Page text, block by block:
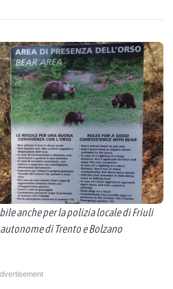
anche per la polizia locale di Friuli
di Trento e Bolzano